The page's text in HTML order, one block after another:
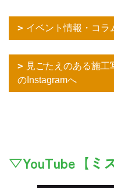
イベント情報・コラ
見ごたえのある施
のInstagramへ
▽YouTube【ミ